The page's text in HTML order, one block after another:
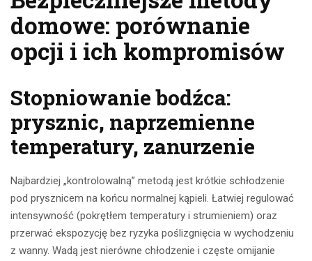
domowe: porównanie
opcji i ich kompromisów
Stopniowanie bodźca:
prysznic, naprzemienne
temperatury, zanurzenie
Najbardziej „kontrolowalną” metodą jest krótkie schłodzenie
pod prysznicem na końcu normalnej kąpieli. Łatwiej regulować
intensywność (pokrętłem temperatury i strumieniem) oraz
przerwać ekspozycję bez ryzyka poślizgnięcia w wychodzeniu
z wanny. Wadą jest nierówne chłodzenie i częste omijanie